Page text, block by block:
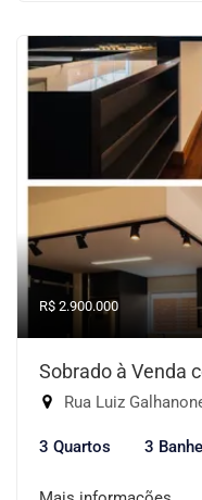
R$ 2.900.000
Sobrado à Venda
Rua Luiz
3 Quartos 3